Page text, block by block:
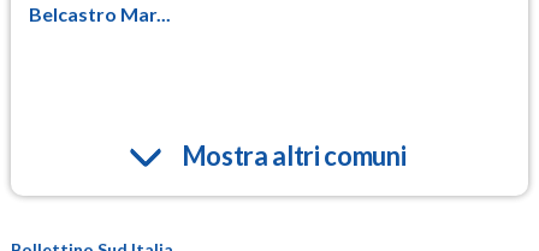
Belcastro Mar...
Mostra altri comuni